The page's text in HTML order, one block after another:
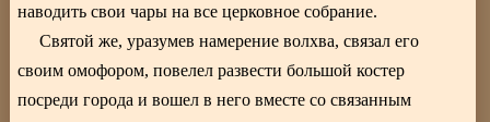
наводить свои чары на все церковное собрание.
Святой же, уразумев намерение волхва, связал его
своим омофором, повелел развести большой костер
посреди города и вошел в него вместе со связанным